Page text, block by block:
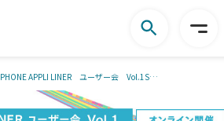
PHONE APPLI LINER ユーザー会 Vol.1SalesforceとLINEを組み合わせた効果的な活用について